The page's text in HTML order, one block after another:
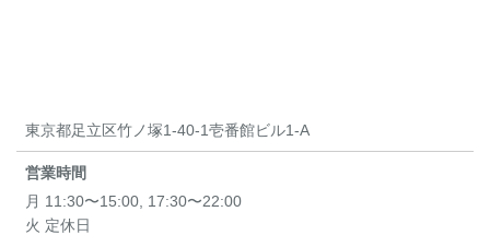
東京都足立区竹ノ塚1-40-1壱番館ビル1-A
営業時間
月 11:30〜15:00, 17:30〜22:00
火 定休日